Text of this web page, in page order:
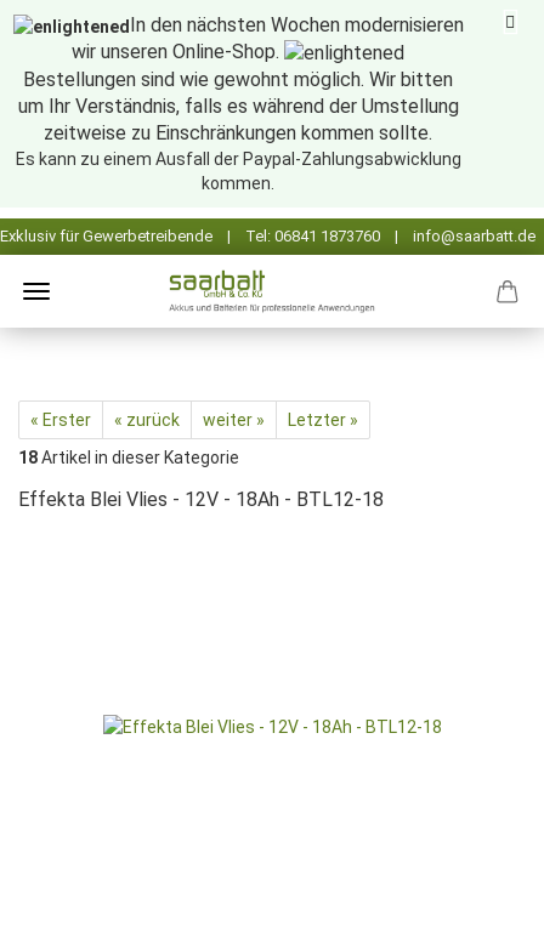
In den nächsten Wochen modernisieren
wir unseren Online-Shop.
Bestellungen sind wie gewohnt möglich. Wir bitten
um Ihr Verständnis, falls es während der Umstellung
zeitweise zu Einschränkungen kommen sollte.
Es kann zu einem Ausfall der Paypal-Zahlungsabwicklung
kommen.
« Erster « zurück weiter »
Letzter »
18Artikel in dieser Kategorie
Effekta Blei Vlies - 12V - 18Ah - BTL12-18